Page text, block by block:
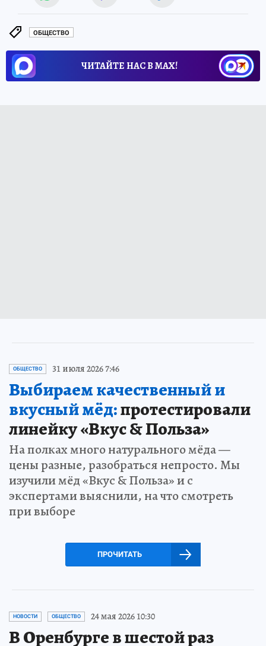
ОБЩЕСТВО
ЧИТАЙТЕ НАС В МАХ!
ОБЩЕСТВО 31 июля 2026 7:46
Выбираем качественный и
вкусный мёд:протестировали
линейку «Вкус & Польза»
На полках много натурального мёда —
цены разные, разобраться непросто. Мы
изучили мёд «Вкус & Польза» и с
экспертами выяснили, на что смотреть
при выборе
ПРОЧИТАТЬ
НОВОСТИ ОБЩЕСТВО 24 мая 2026 10:30
В Оренбурге в шестой раз